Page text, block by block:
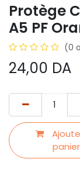
Protège
A5 PF
(0
24,00 DA
panier